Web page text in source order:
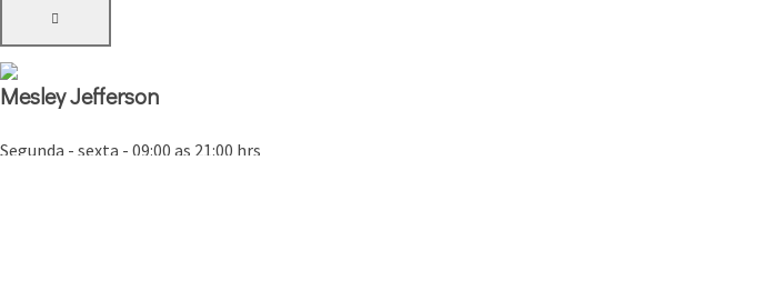
Mesley Jefferson
Segunda - sexta - 09:00 as 21:00 hrs